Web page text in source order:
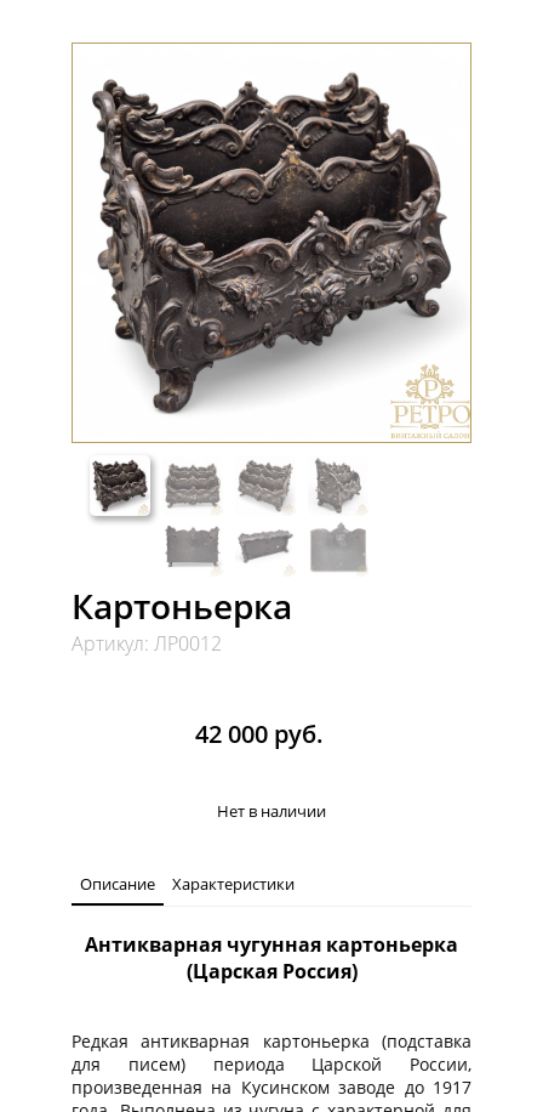
Картоньерка
Артикул: ЛР0012
42 000 руб.
Нет в наличии
Описание Характеристики
Антикварная чугунная картоньерка
(Царская Россия)
Редкая антикварная картоньерка (подставка
для писем) периода Царской России,
произведенная на Кусинском заводе до 1917